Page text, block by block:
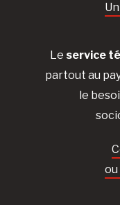
Le service
partout au
le
ou